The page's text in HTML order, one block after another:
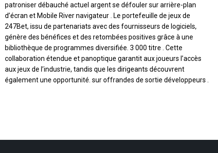
patroniser débauché actuel argent se défouler sur arrière-plan
d’écran et Mobile River navigateur . Le portefeuille de jeux de
247Bet, issu de partenariats avec des fournisseurs de logiciels,
génère des bénéfices et des retombées positives grâce à une
bibliothèque de programmes diversifiée. 3 000 titre . Cette
collaboration étendue et panoptique garantit aux joueurs l’accès
aux jeux de l’industrie, tandis que les dirigeants découvrent
également une opportunité. sur offrandes de sortie développeurs .